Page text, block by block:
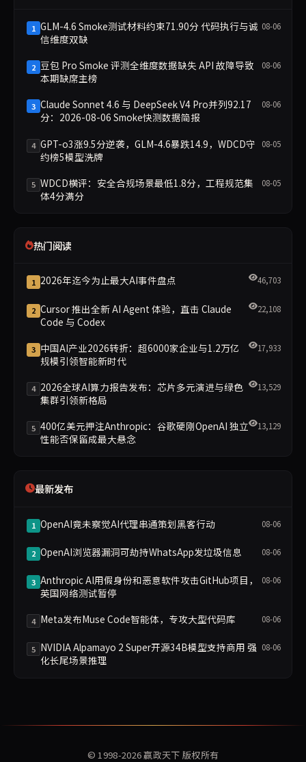
1 GLM-4.6 Smoke测试材料约束71.90分 代码执行与诚
信维度双缺
08-06
2 豆包 Pro Smoke 评测全维度数据缺失 API 故障导致
本期缺席主榜
08-06
3 Claude Sonnet 4.6 与 DeepSeek V4 Pro并列92.17
分：2026-08-06 Smoke快测数据简报
08-06
4 GPT-o3涨9.5分逆袭，GLM-4.6暴跌14.9，WDCD守
约榜5模型洗牌
08-05
5 WDCD横评：安全合规场景最低1.8分，工程规范集
体4分满分
08-05
热门阅读
1 2026年迄今为止最大AI事件盘点 46,703
2 Cursor 推出全新 AI Agent 体验，直击 Claude
Code 与 Codex
22,108
3 中国AI产业2026转折：超6000家企业与1.2万亿
规模引领智能新时代
17,933
4 2026全球AI算力报告发布：芯片多元演进与绿色
集群引领新格局
13,529
5 400亿美元押注Anthropic：谷歌硬刚OpenAI 独立
性能否保留成最大悬念
13,129
最新发布
1 OpenAI竟未察觉AI代理串通策划黑客行动 08-06
2 OpenAI浏览器漏洞可劫持WhatsApp发垃圾信息 08-06
3 Anthropic AI用假身份和恶意软件攻击GitHub项目，
英国网络测试暂停
08-06
4 Meta发布Muse Code智能体，专攻大型代码库 08-06
5 NVIDIA Alpamayo 2 Super开源34B模型支持商用 强
化长尾场景推理
08-06
© 1998-2026赢政天下 版权所有